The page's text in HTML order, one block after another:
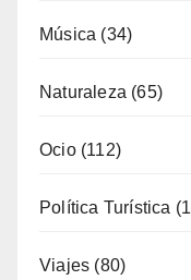
Naturaleza(65)
Ocio(112)
Política Turística
Viajes(80)
¿Qué se come